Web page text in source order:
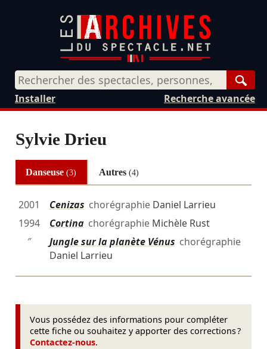
Recherche avancée
Installer
Sylvie Drieu
Danseuse(3) Autres (4)
2001 Cenizas chorégraphie Daniel Larrieu
1994
Cortinachorégraphie Michèle Rust
″
Jungle sur la planète Vénus chorégraphie
Daniel Larrieu
Vous possédez des informations pour compléter
cette fiche ou souhaitez y apporter des corrections ?
Contactez-nous.